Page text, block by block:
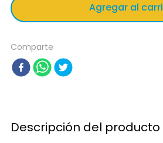
Agregar al
Comparte
Descripción del producto